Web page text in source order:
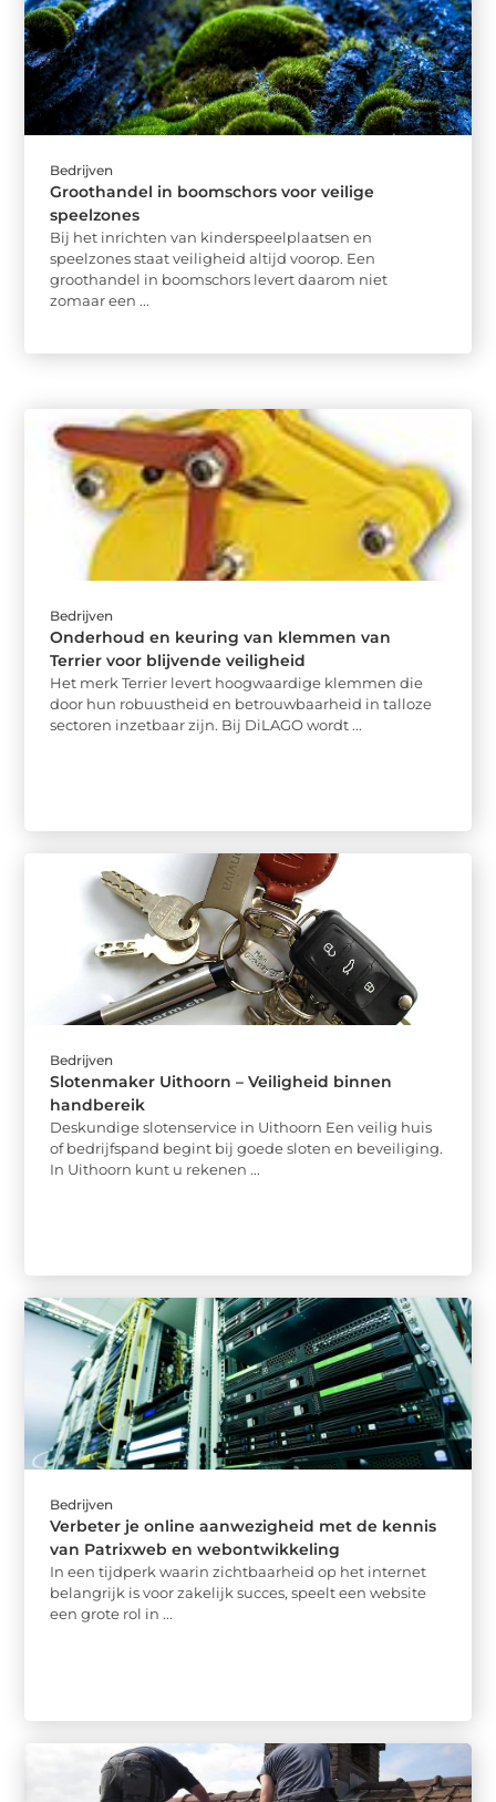
Bedrijven
Groothandel in boomschors voor veilige
speelzones
Bij het inrichten van kinderspeelplaatsen en
speelzones staat veiligheid altijd voorop. Een
groothandel in boomschors levert daarom niet
zomaar een ...
Bedrijven
Onderhoud en keuring van klemmen van
Terrier voor blijvende veiligheid
Het merk Terrier levert hoogwaardige klemmen die
door hun robuustheid en betrouwbaarheid in talloze
sectoren inzetbaar zijn. Bij DiLAGO wordt ...
Bedrijven
Slotenmaker Uithoorn – Veiligheid binnen
handbereik
Deskundige slotenservice in Uithoorn Een veilig huis
of bedrijfspand begint bij goede sloten en beveiliging.
In Uithoorn kunt u rekenen ...
Bedrijven
Verbeter je online aanwezigheid met de kennis
van Patrixweb en webontwikkeling
In een tijdperk waarin zichtbaarheid op het internet
belangrijk is voor zakelijk succes, speelt een website
een grote rol in ...